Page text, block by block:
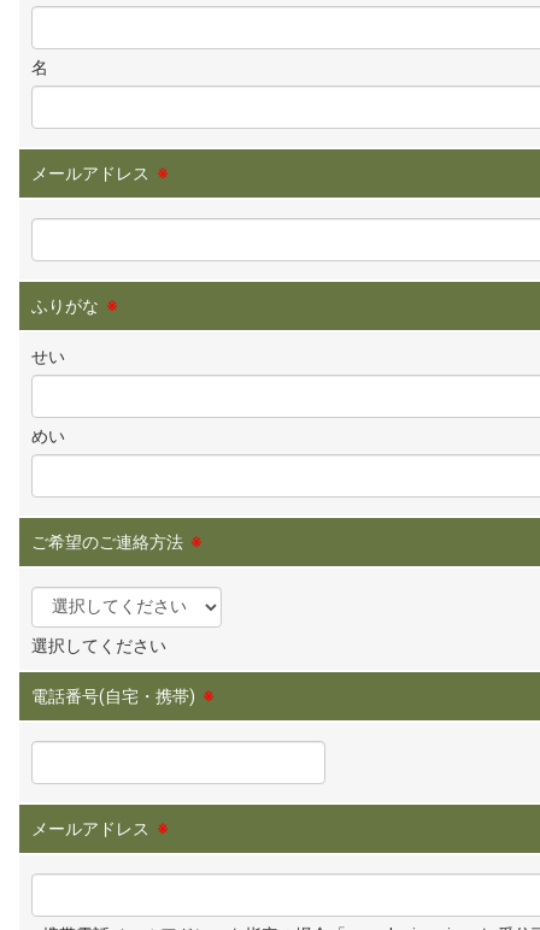
名
メールアドレス ※
ふりがな ※
せい
めい
ご希望のご連絡方法 ※
選択してください
電話番号(自宅・携帯) ※
メールアドレス ※